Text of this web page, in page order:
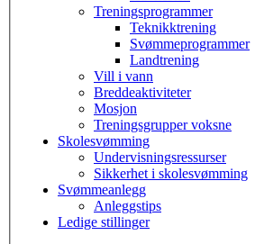
Treningsprogrammer
Teknikktrening
Svømmeprogrammer
Landtrening
Vill i vann
Breddeaktiviteter
Mosjon
Treningsgrupper voksne
Skolesvømming
Undervisningsressurser
Sikkerhet i skolesvømming
Svømmeanlegg
Anleggstips
Ledige stillinger